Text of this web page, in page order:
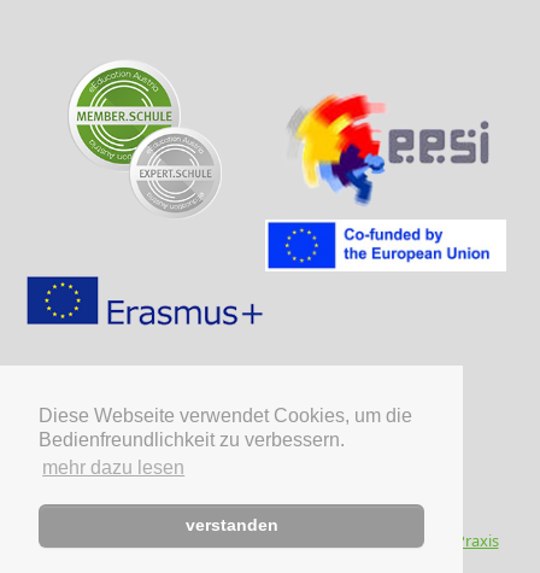
Diese Webseite verwendet Cookies, um die
Bedienfreundlichkeit zu verbessern.
mehr dazu lesen
verstanden
Kreativ Praxis